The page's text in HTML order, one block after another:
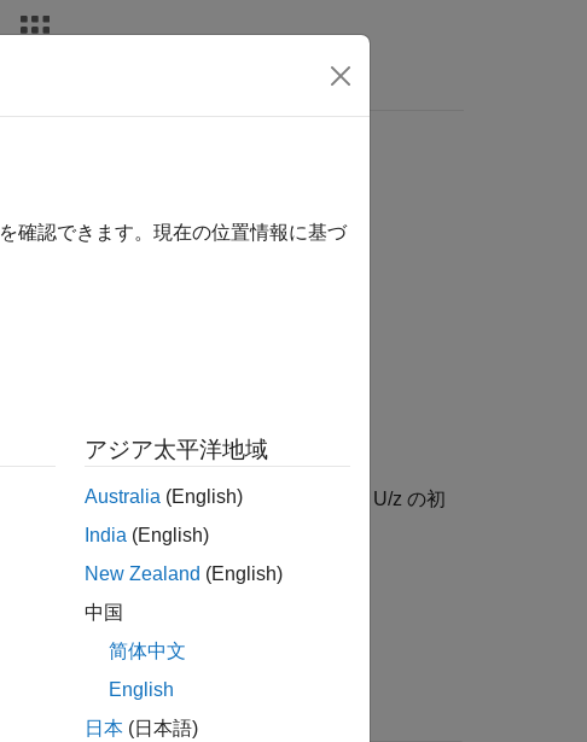
かを判断します。初期条件は前回の入力 U/z の初
ています。
確認できます。現在の位置情報に基づ
アジア太平洋地域
Australia (English)
India (English)
New Zealand (English)
中国
简体中文
English
日本 (日本語)